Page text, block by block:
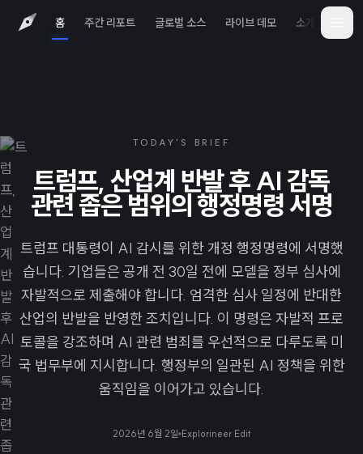
홈 주간 리포트 글로벌 소스 라이브 데모 소개
TODAY'S BRIEF
트럼프, 산업계 반발 후 AI 감독
관련 좁은 범위의 행정명령 서명
트럼프 대통령이 AI 감시를 위한 개정 행정명령에 서명했
습니다. 기업들은 공개 전 30일 전에 모델을 정부 심사에
자발적으로 제출해야 합니다. 엄격한 심사 일정에 반대한
산업의 반발을 반영한 조치입니다. 이 명령은 자발적 프로
토콜을 강조하며 AI 관련 범죄를 우선적으로 다루도록 미
국 법무부에 지시합니다. 행정부의 일관된 AI 정책을 위한
움직임을 이어가고 있습니다.
2026년 6월 2일 Explorineer Edit